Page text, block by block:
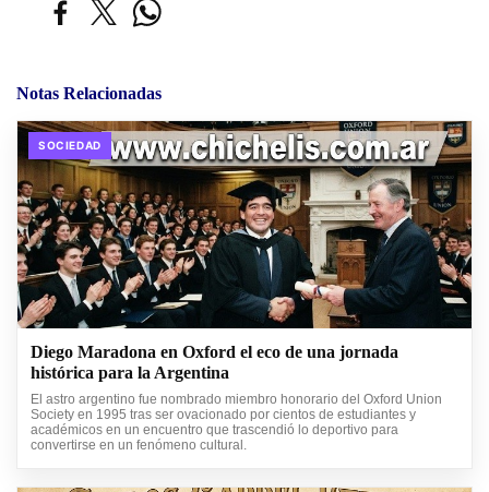
Notas Relacionadas
SOCIEDAD
Diego Maradona en Oxford el eco de una jornada
histórica para la Argentina
El astro argentino fue nombrado miembro honorario del Oxford Union
Society en 1995 tras ser ovacionado por cientos de estudiantes y
académicos en un encuentro que trascendió lo deportivo para
convertirse en un fenómeno cultural.